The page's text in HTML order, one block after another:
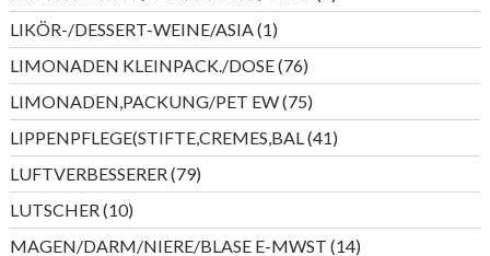
Produkte
LIKÖR-/DESSERT-WEINE/ASIA 11
Produkt
LIMONADEN KLEINPACK./DOSE 7676
Produkte
LIMONADEN,PACKUNG/PET EW 7575
Produkte
LIPPENPFLEGE(STIFTE,CREMES,BAL 4141
Produkte
LUFTVERBESSERER 7979
Produkte
LUTSCHER 1010
Produkte
MAGEN/DARM/NIERE/BLASE E-MWST 1414